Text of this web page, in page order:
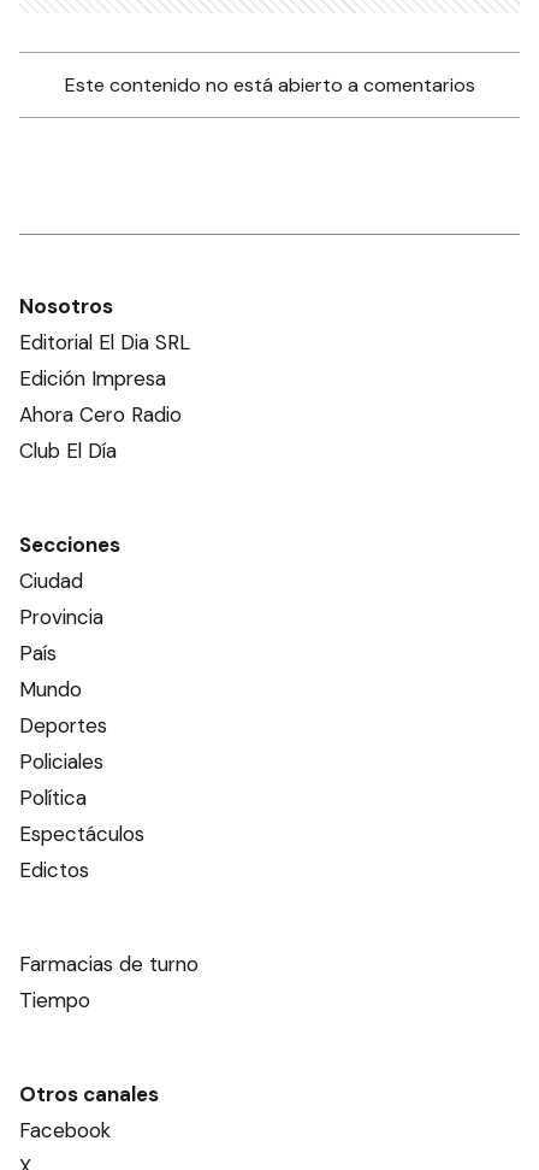
Este contenido no está abierto a comentarios
Nosotros
Editorial El Dia SRL
Edición Impresa
Ahora Cero Radio
Club El Día
Secciones
Ciudad
Provincia
País
Mundo
Deportes
Policiales
Política
Espectáculos
Edictos
Farmacias de turno
Tiempo
Otros canales
Facebook